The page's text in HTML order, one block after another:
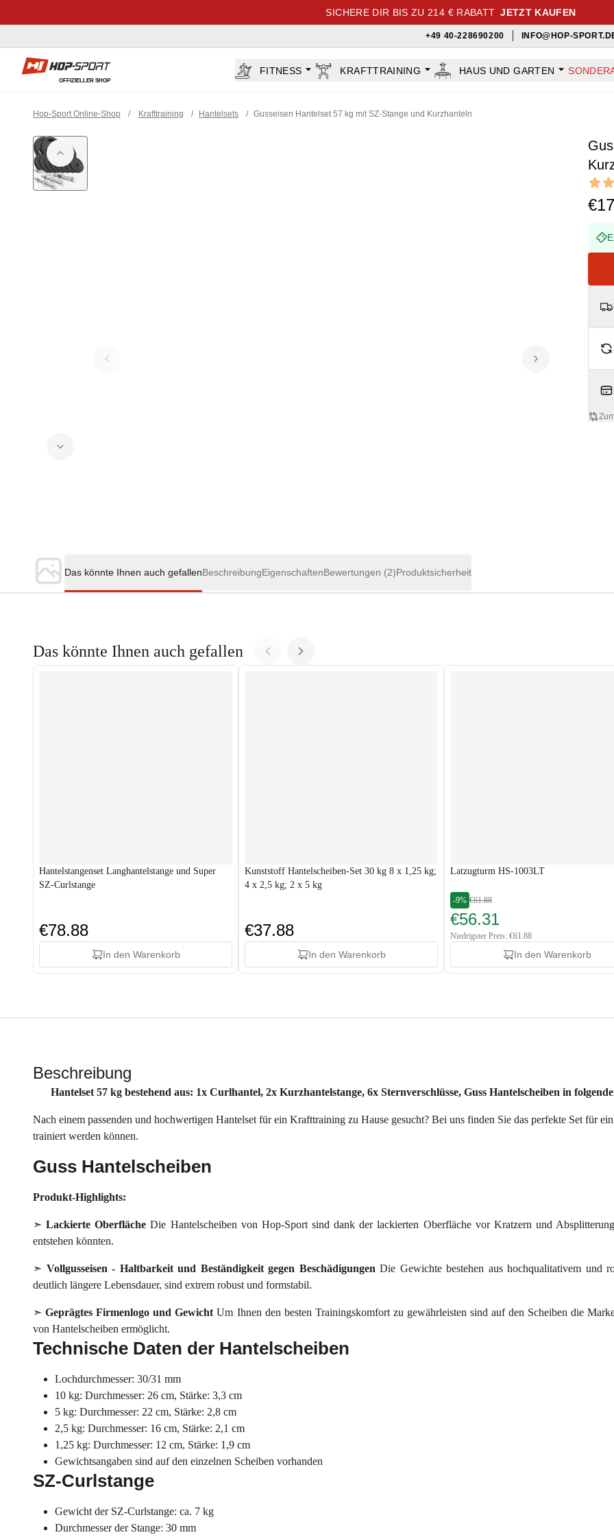
SICHERE DIR BIS ZU 214 € RABATT JETZT KAUFEN
+49 40-228690200 INFO@HOP-
Hop-sport.at
OFFIZIELLER SHOP
FITNESS KRAFTTRAINING HAUS UND GARTEN
Hop-Sport Online-Shop / Krafttraining / Hantelsets / Gusseisen Hantelset 57 kg mit SZ-Stange und Kurzhanteln
5 out
Das könnte Ihnen auch gefallenBeschreibungEigenschaftenBewertungen (2)Produktsicherheit
Das könnte Ihnen auch gefallen
Hantelstangenset Langhantelstange und Super
SZ-Curlstange
€78.88
In den Warenkorb
Kunststoff Hantelscheiben-Set 30 kg 8 x 1,25 kg;
4 x 2,5 kg; 2 x 5 kg
€37.88
In den Warenkorb
Latzugturm HS-1003LT
-9% €61.88
€56.31
Niedrigster Preis: €61.88
In den Warenkorb
Beschreibung
Hantelset 57 kg bestehend aus: 1x Curlhantel, 2x Kurzhantelstange, 6x Sternverschlüsse, Guss Hantelscheiben in
Nach einem passenden und hochwertigen Hantelset für ein Krafttraining zu Hause gesucht? Bei uns finden Sie das perfekte Set für
trainiert werden können.
Guss Hantelscheiben
Produkt-Highlights:
➣Lackierte OberflächeDie Hantelscheiben von Hop-Sport sind dank der lackierten Oberfläche vor Kratzern und
entstehen könnten.
➣ Vollgusseisen - Haltbarkeit und Beständigkeit gegen Beschädigungen Die Gewichte bestehen aus hochqualitativem und
deutlich längere Lebensdauer, sind extrem robust und formstabil.
➣Geprägtes Firmenlogo und GewichtUm Ihnen den besten Trainingskomfort zu gewährleisten sind auf den Scheiben die
von Hantelscheiben ermöglicht.
Technische Daten der Hantelscheiben
Lochdurchmesser: 30/31 mm
10 kg: Durchmesser: 26 cm, Stärke: 3,3 cm
5 kg: Durchmesser: 22 cm, Stärke: 2,8 cm
2,5 kg: Durchmesser: 16 cm, Stärke: 2,1 cm
1,25 kg: Durchmesser: 12 cm, Stärke: 1,9 cm
Gewichtsangaben sind auf den einzelnen Scheiben vorhanden
SZ-Curlstange
Gewicht der SZ-Curlstange: ca. 7 kg
Durchmesser der Stange: 30 mm